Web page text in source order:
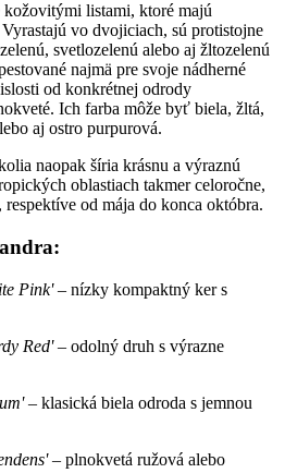
kožovitými listami, ktoré majú
vo dvojiciach, sú protistojne
svetlozelenú alebo aj žltozelenú
najmä pre svoje nádherné
od konkrétnej odrody
Ich farba môže byť biela, žltá,
aj ostro purpurová.
naopak šíria krásnu a výraznú
oblastiach takmer celoročne,
od mája do konca októbra.
Pink'– nízky kompaktný ker s
Red'– odolný druh s výrazne
– klasická biela odroda s jemnou
– plnokvetá ružová alebo